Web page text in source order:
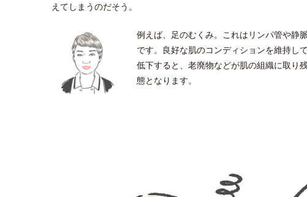
えてしまうのだそう。
例えば、足のむくみ。これはリンパ管や静
です。良好な肌のコンディションを維持し
低下すると、老廃物などが肌の組織に取り
態となります。